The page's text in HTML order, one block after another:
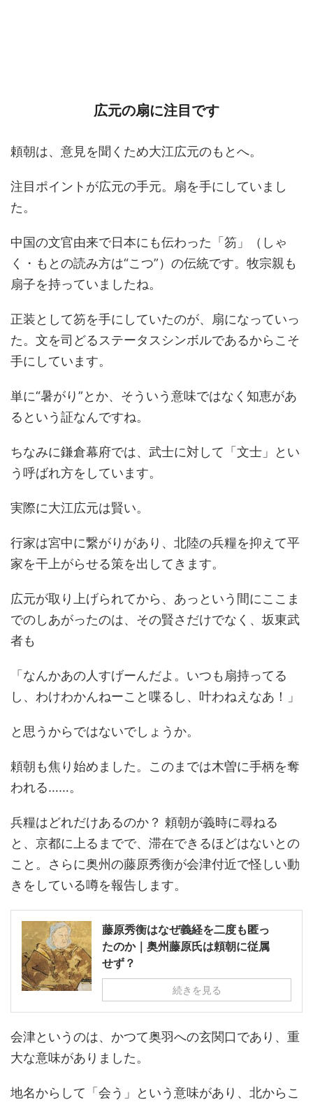
広元の扇に注目です
頼朝は、意見を聞くため大江広元のもとへ。
注目ポイントが広元の手元。扇を手にしていまし
た。
中国の文官由来で日本にも伝わった「笏」（しゃ
く・もとの読み方は“こつ”）の伝統です。牧宗親も
扇子を持っていましたね。
正装として笏を手にしていたのが、扇になっていっ
た。文を司どるステータスシンボルであるからこそ
手にしています。
単に“暑がり”とか、そういう意味ではなく知恵があ
るという証なんですね。
ちなみに鎌倉幕府では、武士に対して「文士」とい
う呼ばれ方をしています。
実際に大江広元は賢い。
行家は宮中に繋がりがあり、北陸の兵糧を抑えて平
家を干上がらせる策を出してきます。
広元が取り上げられてから、あっという間にここま
でのしあがったのは、その賢さだけでなく、坂東武
者も
「なんかあの人すげーんだよ。いつも扇持ってる
し、わけわかんねーこと喋るし、叶わねえなあ！」
と思うからではないでしょうか。
頼朝も焦り始めました。このまでは木曽に手柄を奪
われる……。
兵糧はどれだけあるのか？ 頼朝が義時に尋ねる
と、京都に上るまでで、滞在できるほどはないとの
こと。さらに奥州の藤原秀衡が会津付近で怪しい動
きをしている噂を報告します。
藤原秀衡はなぜ義経を二度も匿っ
たのか｜奥州藤原氏は頼朝に従属
せず？
続きを見る
会津というのは、かつて奥羽への玄関口であり、重
大な意味がありました。
地名からして「会う」という意味があり、北からこ